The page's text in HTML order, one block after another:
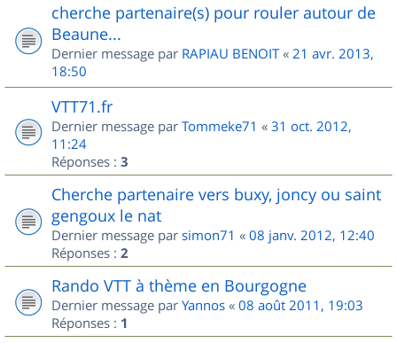
cherche partenaire(s) pour rouler autour de
Beaune...
Dernier message par RAPIAU BENOIT« 21 avr. 2013,
18:50
VTT71.fr
Dernier message par Tommeke71 « 31 oct. 2012,
11:24
Réponses : 3
Cherche partenaire vers buxy, joncy ou saint
gengoux le nat
Dernier message par simon71 « 08 janv. 2012, 12:40
Réponses : 2
Rando VTT à thème en Bourgogne
Dernier message par Yannos « 08 août 2011, 19:03
Réponses : 1